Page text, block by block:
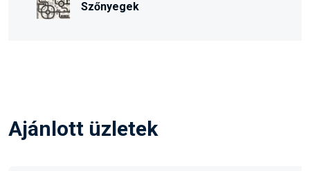
Szőnyegek
Ajánlott üzletek